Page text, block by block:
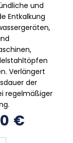
und
Entkalkung
Verlängert
der
regelmäßiger
€